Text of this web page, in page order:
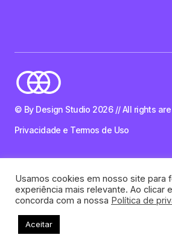
© By Design Studio 2026 // All rights
Privacidade e Termos de Uso
Usamos cookies em nosso site para
experiência mais relevante. Ao clicar
concorda com a nossa Política de
Aceitar